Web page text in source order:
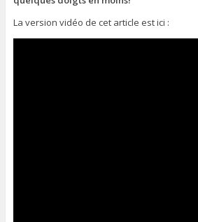
La version vidéo de cet article est ici :